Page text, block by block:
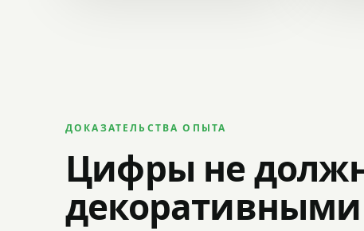
ДОКАЗАТЕЛЬСТВА ОПЫТА
Цифры не
декоративными